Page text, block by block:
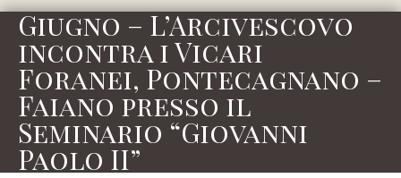
Giugno – L’Arcivescovo
incontra i Vicari
Foranei, Pontecagnano –
Faiano presso il
Seminario “Giovanni
Paolo II”